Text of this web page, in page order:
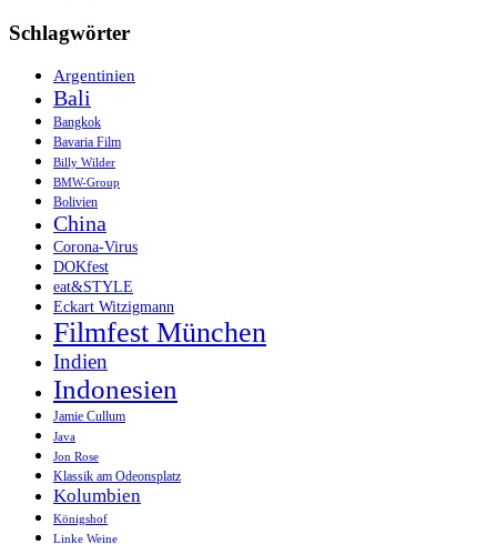
Thailands
Schlagwörter
Argentinien
Bali
Bangkok
Bavaria Film
Billy Wilder
BMW-Group
Bolivien
China
Corona-Virus
DOKfest
eat&STYLE
Eckart Witzigmann
Filmfest München
Indien
Indonesien
Jamie Cullum
Java
Jon Rose
Klassik am Odeonsplatz
Kolumbien
Königshof
Linke Weine